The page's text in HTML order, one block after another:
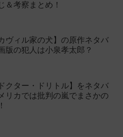
＆考察まとめ！
ヴィル家の犬】の原作ネタバ
版の犯人は小泉孝太郎？
クター・ドリトル】をネタバ
リカでは批判の嵐でまさかの